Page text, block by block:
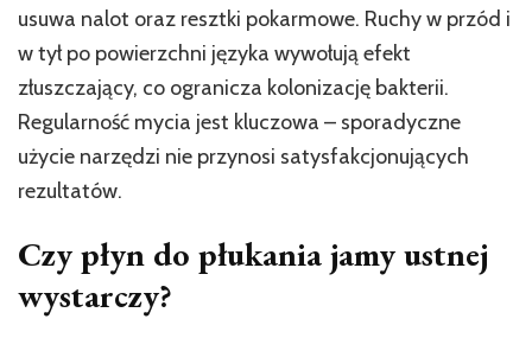
usuwa nalot oraz resztki pokarmowe. Ruchy w przód i
w tył po powierzchni języka wywołują efekt
złuszczający, co ogranicza kolonizację bakterii.
Regularność mycia jest kluczowa – sporadyczne
użycie narzędzi nie przynosi satysfakcjonujących
rezultatów.
Czy płyn do płukania jamy ustnej
wystarczy?